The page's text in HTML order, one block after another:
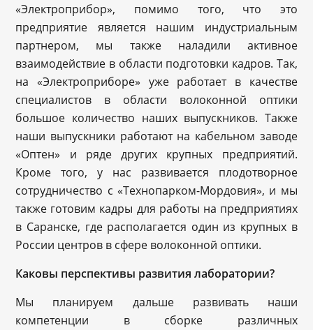
«Электроприбор», помимо того, что это
предприятие является нашим индустриальным
партнером, мы также наладили активное
взаимодействие в области подготовки кадров. Так,
на «Электроприборе» уже работает в качестве
специалистов в области волоконной оптики
большое количество наших выпускников. Также
наши выпускники работают на кабельном заводе
«Оптен» и ряде других крупных предприятий.
Кроме того, у нас развивается плодотворное
сотрудничество с «Технопарком-Мордовия», и мы
также готовим кадры для работы на предприятиях
в Саранске, где располагается один из крупных в
России центров в сфере волоконной оптики.
Каковы перспективы развития лаборатории?
Мы планируем дальше развивать наши
компетенции в сборке различных